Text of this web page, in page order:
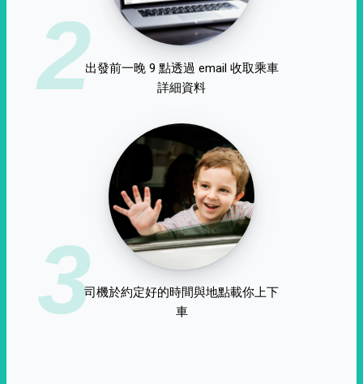
2出發前一晚 9 點透過 email 收取乘車
詳細資料
3司機於約定好的時間與地點載你上下
車